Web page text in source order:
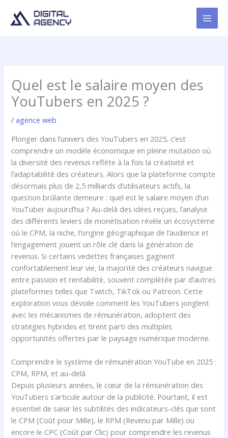
contenu
Quel est le salaire moyen des
YouTubers en 2025 ?
/agence web
Plonger dans l’univers des YouTubers en 2025, c’est
comprendre un modèle économique en pleine mutation où
la diversité des revenus reflète à la fois la créativité et
l’adaptabilité des créateurs. Alors que la plateforme compte
désormais plus de 2,5 milliards d’utilisateurs actifs, la
question brûlante demeure : quel est le salaire moyen d’un
YouTuber aujourd’hui ? Au-delà des idées reçues, l’analyse
des différents leviers de monétisation révèle un écosystème
où le CPM, la niche, l’origine géographique de l’audience et
l’engagement jouent un rôle clé dans la génération de
revenus. Si certains vedettes françaises gagnent
confortablement leur vie, la majorité des créateurs navigue
entre passion et rentabilité, souvent complétée par d’autres
plateformes telles que Twitch, TikTok ou Patreon. Cette
exploration vous dévoile comment les YouTubers jonglent
avec les mécanismes de rémunération, adoptent des
stratégies hybrides et tirent parti des multiples
opportunités offertes par le paysage numérique moderne.
Comprendre le système de rémunération YouTube en 2025 :
CPM, RPM, et au-delà
Depuis plusieurs années, le cœur de la rémunération des
YouTubers s’articule autour de la publicité. Pourtant, il est
essentiel de saisir les subtilités des indicateurs-clés que sont
le CPM (Coût pour Mille), le RPM (Revenu par Mille) ou
encore le CPC (Coût par Clic) pour comprendre les revenus